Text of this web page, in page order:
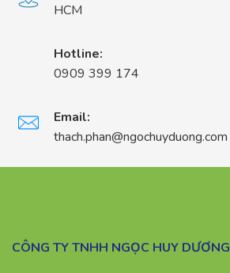
HCM
Hotline:
0909 399 174
Email:
thach.phan@ngochuyduong.com
CÔNG TY TNHH NGỌC HUY DƯƠNG